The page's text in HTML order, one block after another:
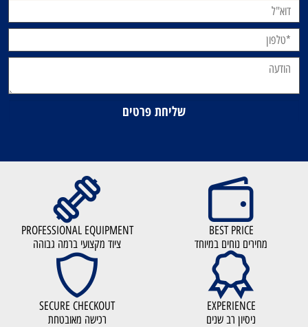
BEST PRICE
מחירים נוחים במיוחד
PROFESSIONAL EQUIPMENT
ציוד מקצועי ברמה גבוהה
EXPERIENCE
ניסיון רב שנים
SECURE CHECKOUT
רכישה מאובטחת